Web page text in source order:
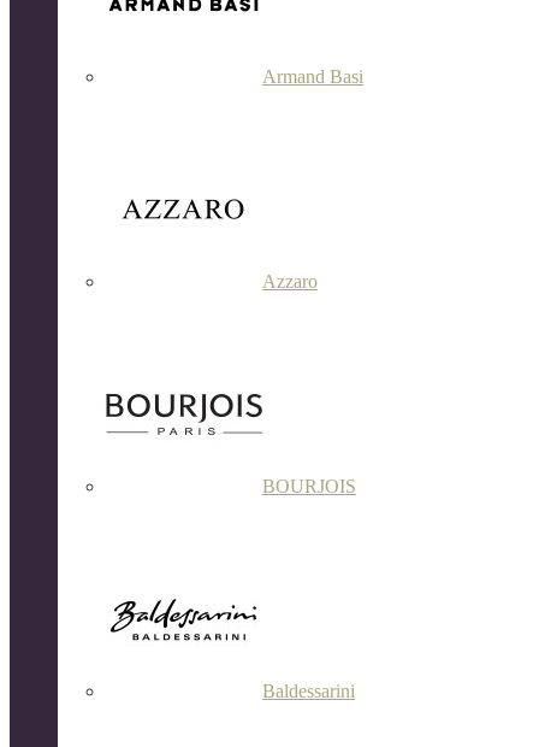
Armand Basi
Azzaro
BOURJOIS
Baldessarini